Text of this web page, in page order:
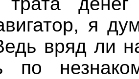
я
вряд ли
по